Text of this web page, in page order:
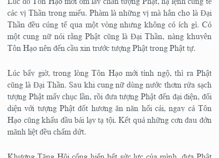
các vị Thần trong miếu. Phàm là những vị mà hắn cho là Đại
Thần đều cúng tế qua một vòng nhưng không có ích gì. Có
một cung nữ nói rằng Phật cũng là Đại Thần, nàng khuyên
Tôn Hạo nên đến cầu xin trước tượng Phật trong Phật tự.
Lúc bấy giờ, trong lòng Tôn Hạo mới tỉnh ngộ, thì ra Phật
cũng là Đại Thần. Sau khi cung nữ dùng nước thơm rửa sạch
tượng Phật mấy chục lần, rồi đưa tượng Phật đến đại điện, đối
diện với tượng Phật đốt hương ăn năn hối cải, ngay cả Tôn
Hạo cũng khấu đầu bái lạy tạ tội. Kết quả những cơn đau đớn
mãnh liệt đều chấm dứt.